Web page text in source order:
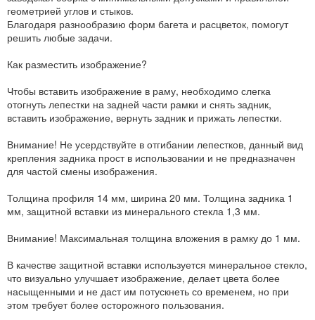
геометрией углов и стыков.
Благодаря разнообразию форм багета и расцветок, помогут
решить любые задачи.
Как разместить изображение?
Чтобы вставить изображение в раму, необходимо слегка
отогнуть лепестки на задней части рамки и снять задник,
вставить изображение, вернуть задник и прижать лепестки.
Внимание! Не усердствуйте в отгибании лепестков, данный вид
крепления задника прост в использовании и не предназначен
для частой смены изображения.
Толщина профиля 14 мм, ширина 20 мм. Толщина задника 1
мм, защитной вставки из минерального стекла 1,3 мм.
Внимание! Максимальная толщина вложения в рамку до 1 мм.
В качестве защитной вставки используется минеральное стекло,
что визуально улучшает изображение, делает цвета более
насыщенными и не даст им потускнеть со временем, но при
этом требует более осторожного пользования.